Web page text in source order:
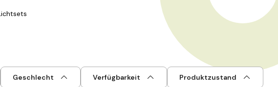
Geschlecht Verfügbarkeit Produktzustand